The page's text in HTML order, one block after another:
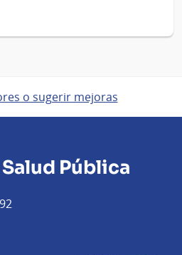
o sugerir mejoras
Pública